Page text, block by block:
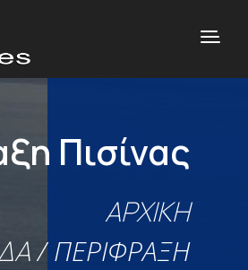
Πισίνας
ΑΡΧΙΚΉ
/ ΠΕΡΊΦΡΑΞΗ